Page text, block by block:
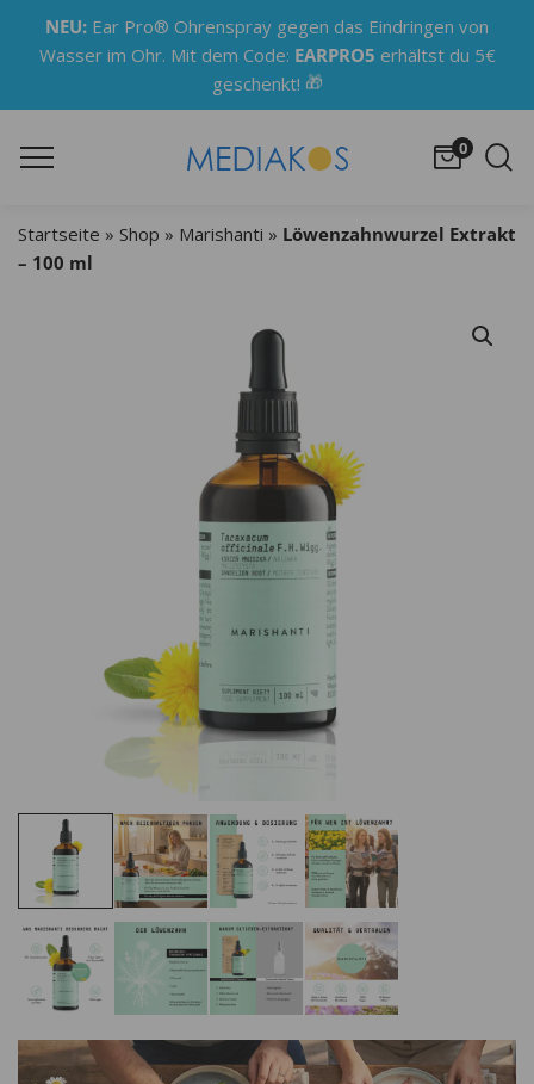
NEU: Ear Pro® Ohrenspray gegen das Eindringen von
Wasser im Ohr. Mit dem Code: EARPRO5 erhältst du 5€
geschenkt! 🎁
0
Startseite » Shop » Marishanti » Löwenzahnwurzel Extrakt
– 100 ml